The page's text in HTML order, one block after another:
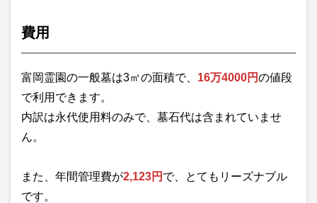
費用
富岡霊園の一般墓は3㎡の面積で、 16万4000円の値段
で利用できます。
内訳は永代使用料のみで、墓石代は含まれていませ
ん。
また、年間管理費が2,123円 で、とてもリーズナブル
です。